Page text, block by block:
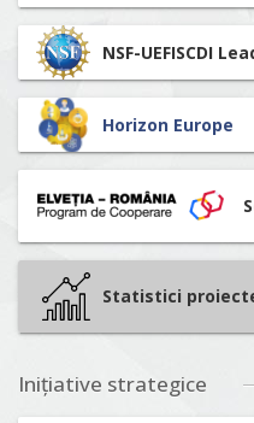
NSF-UEFISCDI
Horizon Europe
Statistici
Inițiative strategice